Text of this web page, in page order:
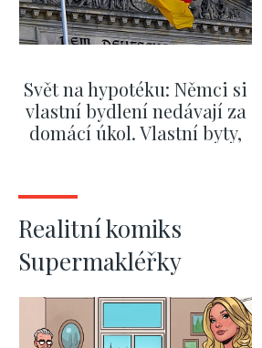
Svět na hypotéku: Němci si
vlastní bydlení nedávají za
domácí úkol. Vlastní byty,
Realitní komiks
Supermakléřky